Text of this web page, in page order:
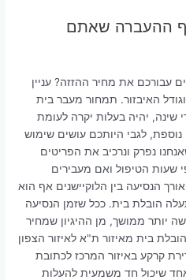
ההעברה שאתם
עבורכם את מחיר ההזזה? עניין
וגודל האיבזור. תמחור מעבר בית
שינה, יהיה בעלות יקרה לעומת
לגבי היותכם עושים שימוש
נפרק ונרכיב את הפריטים
שעות הטיפול ואם מעבירים
הנסיעה בין הלוקיישנים אף הוא
הובלת בית. ככל שזמן הנסיעה
יותר ממושך, מן ההיגיון שמחיר
בית מאיזור ת"א לאיזור הצפון
קרקע באיזור המרכז לכתובת
שיכול חד משמעית להעלות